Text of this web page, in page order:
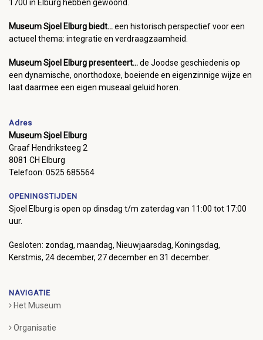
1700 in Elburg hebben gewoond.
Museum Sjoel Elburg biedt...een historisch perspectief voor een
actueel thema: integratie en verdraagzaamheid.
Museum Sjoel Elburg presenteert...de Joodse geschiedenis op
een dynamische, onorthodoxe, boeiende en eigenzinnige wijze en
laat daarmee een eigen museaal geluid horen.
Adres
Museum Sjoel Elburg
Graaf Hendriksteeg 2
8081 CH Elburg
Telefoon: 0525 685564
OPENINGSTIJDEN
Sjoel Elburg is open op dinsdag t/m zaterdag van 11:00 tot 17:00
uur.
Gesloten: zondag, maandag, Nieuwjaarsdag, Koningsdag,
Kerstmis, 24 december, 27 december en 31 december.
NAVIGATIE
Het Museum
Organisatie